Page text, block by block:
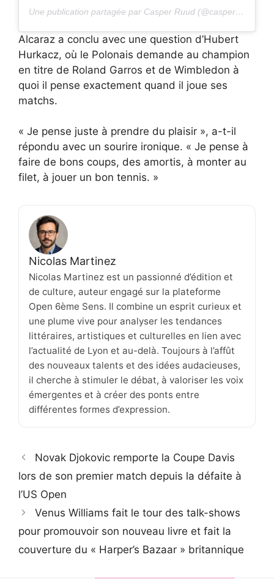
Une publication partagée par Casper Ruud (@casperruud)
Alcaraz a conclu avec une question d’Hubert
Hurkacz, où le Polonais demande au champion
en titre de Roland Garros et de Wimbledon à
quoi il pense exactement quand il joue ses
matchs.
« Je pense juste à prendre du plaisir », a-t-il
répondu avec un sourire ironique. « Je pense à
faire de bons coups, des amortis, à monter au
filet, à jouer un bon tennis. »
Nicolas Martinez
Nicolas Martinez est un passionné d’édition et
de culture, auteur engagé sur la plateforme
Open 6ème Sens. Il combine un esprit curieux et
une plume vive pour analyser les tendances
littéraires, artistiques et culturelles en lien avec
l’actualité de Lyon et au-delà. Toujours à l’affût
des nouveaux talents et des idées audacieuses,
il cherche à stimuler le débat, à valoriser les voix
émergentes et à créer des ponts entre
différentes formes d’expression.
Novak Djokovic remporte la Coupe Davis
lors de son premier match depuis la défaite à
l’US Open
Venus Williams fait le tour des talk-shows
pour promouvoir son nouveau livre et fait la
couverture du « Harper’s Bazaar » britannique